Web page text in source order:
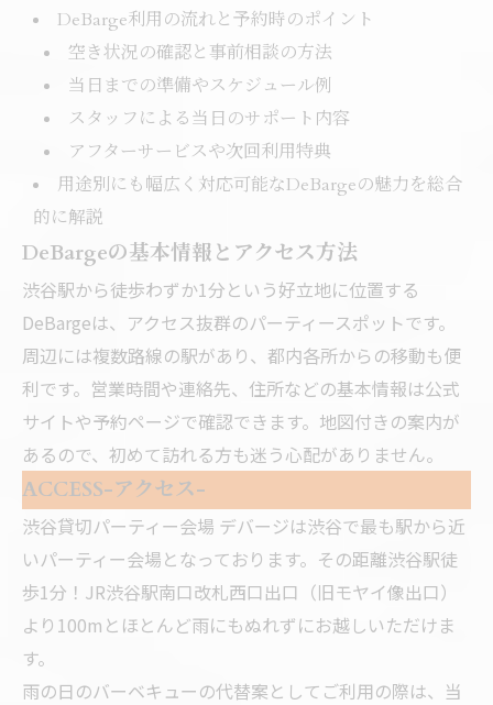
DeBarge利用の流れと予約時のポイント
空き状況の確認と事前相談の方法
当日までの準備やスケジュール例
スタッフによる当日のサポート内容
アフターサービスや次回利用特典
用途別にも幅広く対応可能なDeBargeの魅力を総合
的に解説
DeBargeの基本情報とアクセス方法
渋谷駅から徒歩わずか1分という好立地に位置する
DeBargeは、アクセス抜群のパーティースポットです。
周辺には複数路線の駅があり、都内各所からの移動も便
利です。営業時間や連絡先、住所などの基本情報は公式
サイトや予約ページで確認できます。地図付きの案内が
あるので、初めて訪れる方も迷う心配がありません。
ACCESS-アクセス-
渋谷貸切パーティー会場 デバージは渋谷で最も駅から近
いパーティー会場となっております。その距離渋谷駅徒
歩1分！JR渋谷駅南口改札西口出口（旧モヤイ像出口）
より100mとほとんど雨にもぬれずにお越しいただけま
す。
雨の日のバーベキューの代替案としてご利用の際は、当